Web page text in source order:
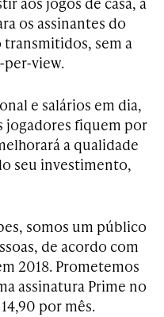
os assinantes do
transmitidos, sem a
per-view.
e salários em dia,
jogadores fiquem por
a qualidade
seu investimento,
somos um público
de acordo com
2018. Prometemos
assinatura Prime no
por mês.